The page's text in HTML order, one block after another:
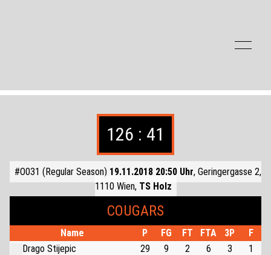
126 : 41
#O031 (Regular Season) 19.11.2018 20:50 Uhr, Geringergasse 2,
1110 Wien, TS Holz
COUGARS
Name P FG FT FTA 3P
F
Drago Stijepic
29 9 2 6 3
1